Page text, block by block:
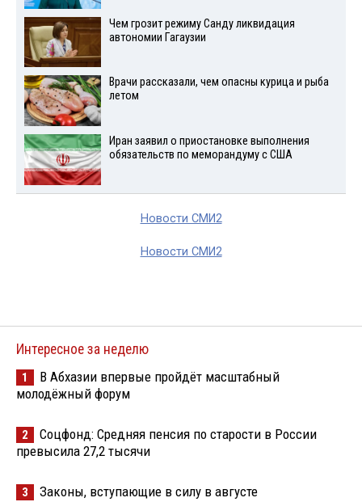
Чем грозит режиму Санду ликвидация
автономии Гагаузии
Врачи рассказали, чем опасны курица и рыба
летом
Иран заявил о приостановке выполнения
обязательств по меморандуму с США
Новости СМИ2
Новости СМИ2
Интересное за неделю
1
В Абхазии впервые пройдёт масштабный
молодёжный форум
2
Соцфонд: Средняя пенсия по старости в России
превысила 27,2 тысячи
3 Законы, вступающие в силу в августе